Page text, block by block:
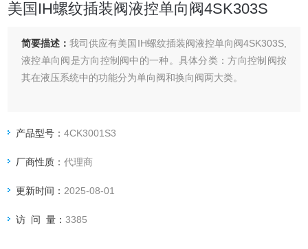
美国IH螺纹插装阀液控单向阀4SK303S
简要描述：我司供应有美国IH螺纹插装阀液控单向阀4SK303S,
液控单向阀是方向控制阀中的一种。具体分类：方向控制阀按
其在液压系统中的功能分为单向阀和换向阀两大类。
产品型号：4CK3001S3
厂商性质：代理商
更新时间： 2025-08-01
访 问 量：3385